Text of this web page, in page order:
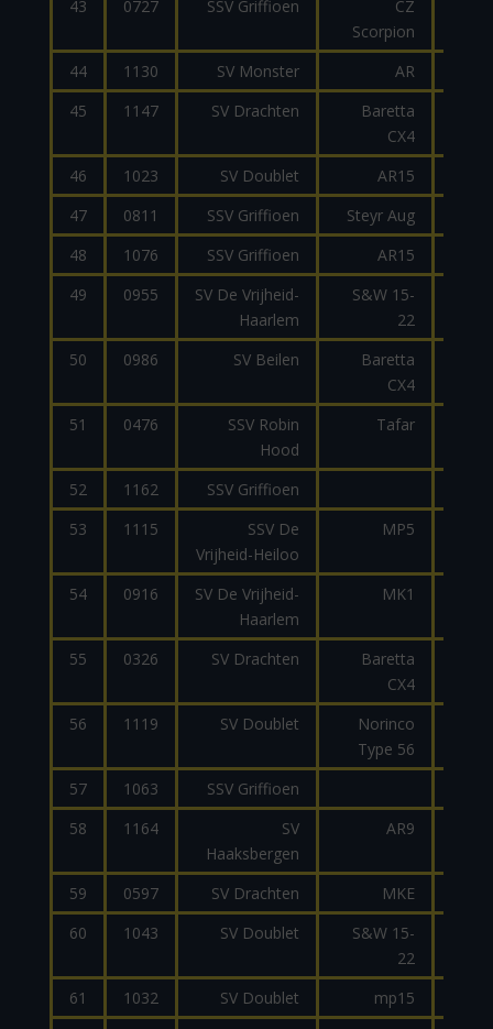
43 0727 SSV Griffioen
CZ
Scorpion
44 1130 SV Monster AR
45
1147 SV Drachten
Baretta
CX4
46 1023 SV Doublet AR15
47
0811 SSV Griffioen Steyr Aug
48
1076 SSV Griffioen AR15
49
0955
SV De Vrijheid-
Haarlem
S&W 15-
22
50 0986 SV Beilen
Baretta
CX4
51 0476
SSV Robin
Hood
Tafar
52 1162 SSV Griffioen
53
1115
SSV De
Vrijheid-Heiloo
MP5
54 0916
SV De Vrijheid-
Haarlem
MK1
55 0326 SV Drachten
Baretta
CX4
56 1119 SV Doublet
Norinco
Type 56
57 1063 SSV Griffioen
58
1164
SV
Haaksbergen
AR9
59 0597 SV Drachten MKE
60
1043 SV Doublet
S&W 15-
22
61 1032 SV Doublet mp15